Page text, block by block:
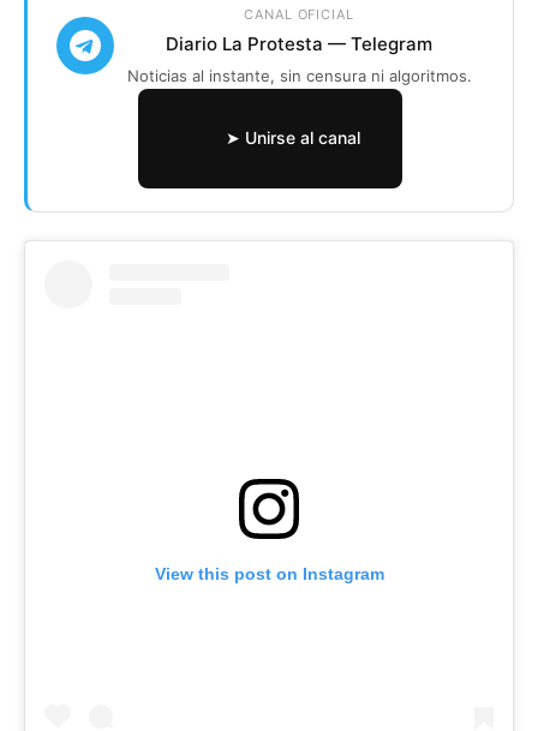
CANAL OFICIAL
Diario La Protesta — Telegram
Noticias al instante, sin censura ni algoritmos.
➤ Unirse al canal
View this post on Instagram